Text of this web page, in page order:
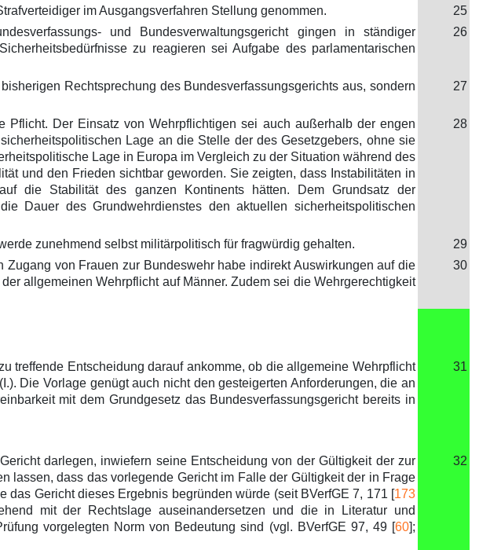
im Ausgangsverfahren Stellung genommen.
25
und Bundesverwaltungsgericht gingen in ständiger
zu reagieren sei Aufgabe des parlamentarischen
26
Rechtsprechung des Bundesverfassungsgerichts aus, sondern
27
Der Einsatz von Wehrpflichtigen sei auch außerhalb der engen
Lage an die Stelle der des Gesetzgebers, ohne sie
Lage in Europa im Vergleich zu der Situation während des
und den Frieden sichtbar geworden. Sie zeigten, dass Instabilitäten in
die Stabilität des ganzen Kontinents hätten. Dem Grundsatz der
Dauer des Grundwehrdienstes den aktuellen sicherheitspolitischen
28
zunehmend selbst militärpolitisch für fragwürdig gehalten.
29
von Frauen zur Bundeswehr habe indirekt Auswirkungen auf die
allgemeinen Wehrpflicht auf Männer. Zudem sei die Wehrgerechtigkeit
30
treffende Entscheidung darauf ankomme, ob die allgemeine Wehrpflicht
Die Vorlage genügt auch nicht den gesteigerten Anforderungen, die an
mit dem Grundgesetz das Bundesverfassungsgericht bereits in
31
darlegen, inwiefern seine Entscheidung von der Gültigkeit der zur
lassen, dass das vorlegende Gericht im Falle der Gültigkeit der in Frage
Gericht dieses Ergebnis begründen würde (seit BVerfGE 7, 171 [173
mit der Rechtslage auseinandersetzen und die in Literatur und
vorgelegten Norm von Bedeutung sind (vgl. BVerfGE 97, 49 [60];
32